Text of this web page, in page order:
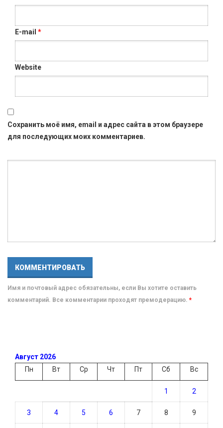
E-mail *
Website
Сохранить моё имя, email и адрес сайта в этом браузере
для последующих моих комментариев.
Имя и почтовый адрес обязательны, если Вы хотите оставить
комментарий. Все комментарии проходят премодерацию. *
Август 2026
Пн
Вт Ср Чт Пт Сб Вс
1 2
3 4 5 6 7 8 9